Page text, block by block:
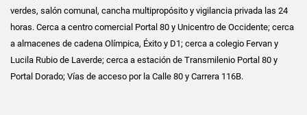
verdes, salón comunal, cancha multipropósito y vigilancia privada las 24
horas. Cerca a centro comercial Portal 80 y Unicentro de Occidente; cerca
a almacenes de cadena Olímpica, Éxito y D1; cerca a colegio Fervan y
Lucila Rubio de Laverde; cerca a estación de Transmilenio Portal 80 y
Portal Dorado; Vías de acceso por la Calle 80 y Carrera 116B.